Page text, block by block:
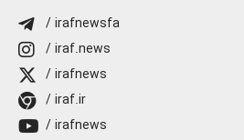
/ irafnewsfa
/ iraf.news
/ irafnews
/ iraf.ir
/ irafnews